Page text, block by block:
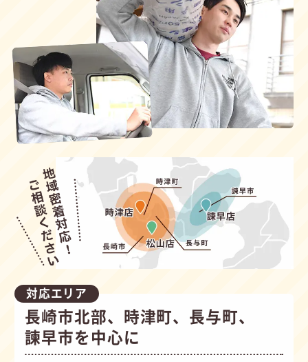
対応エリア
長崎市北部、時津町、長与町、
諫早市を中心に